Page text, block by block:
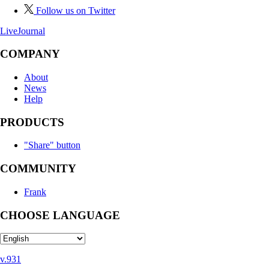
Follow us on Twitter
LiveJournal
COMPANY
About
News
Help
PRODUCTS
"Share" button
COMMUNITY
Frank
CHOOSE LANGUAGE
v.931